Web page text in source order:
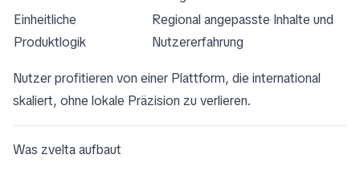
Einheitliche
Produktlogik
Regional angepasste Inhalte und
Nutzererfahrung
Nutzer profitieren von einer Plattform, die international
skaliert, ohne lokale Präzision zu verlieren.
Was zvelta aufbaut